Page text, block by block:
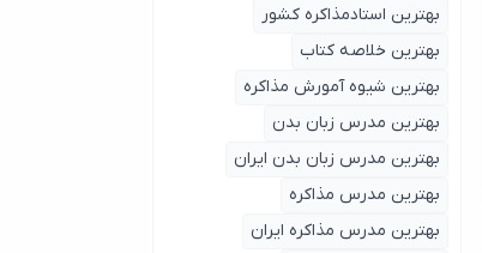
بهترین استادمذاکره کشور
بهترین خلاصه کتاب
بهترین شیوه آمورش مذاکره
بهترین مدرس زبان بدن
بهترین مدرس زبان بدن ایران
بهترین مدرس مذاکره
بهترین مدرس مذاکره ایران